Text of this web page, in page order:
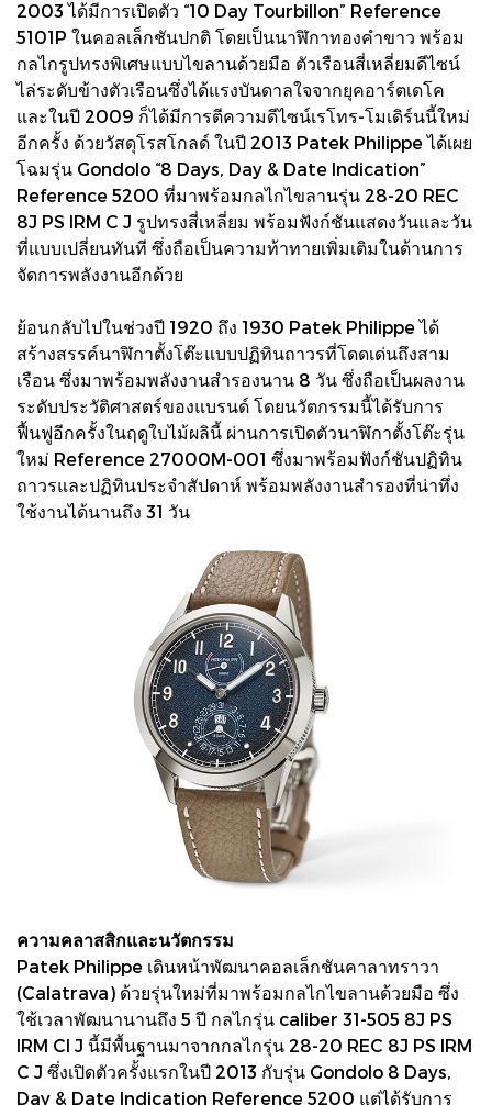
2003 ได้มีการเปิดตัว “10 Day Tourbillon” Reference
5101P ในคอลเล็กชันปกติ โดยเป็นนาฬิกาทองคำขาว พร้อม
กลไกรูปทรงพิเศษแบบไขลานด้วยมือ ตัวเรือนสี่เหลี่ยมดีไซน์
ไล่ระดับข้างตัวเรือนซึ่งได้แรงบันดาลใจจากยุคอาร์ตเดโค
และในปี 2009 ก็ได้มีการตีความดีไซน์เรโทร-โมเดิร์นนี้ใหม่
อีกครั้ง ด้วยวัสดุโรสโกลด์ ในปี 2013 Patek Philippe ได้เผย
โฉมรุ่น Gondolo “8 Days, Day & Date Indication”
Reference 5200 ที่มาพร้อมกลไกไขลานรุ่น 28-20 REC
8J PS IRM C J รูปทรงสี่เหลี่ยม พร้อมฟังก์ชันแสดงวันและวัน
ที่แบบเปลี่ยนทันที ซึ่งถือเป็นความท้าทายเพิ่มเติมในด้านการ
จัดการพลังงานอีกด้วย
ย้อนกลับไปในช่วงปี 1920 ถึง 1930 Patek Philippe ได้
สร้างสรรค์นาฬิกาตั้งโต๊ะแบบปฏิทินถาวรที่โดดเด่นถึงสาม
เรือน ซึ่งมาพร้อมพลังงานสำรองนาน 8 วัน ซึ่งถือเป็นผลงาน
ระดับประวัติศาสตร์ของแบรนด์ โดยนวัตกรรมนี้ได้รับการ
ฟื้นฟูอีกครั้งในฤดูใบไม้ผลินี้ ผ่านการเปิดตัวนาฬิกาตั้งโต๊ะรุ่น
ใหม่ Reference 27000M-001 ซึ่งมาพร้อมฟังก์ชันปฏิทิน
ถาวรและปฏิทินประจำสัปดาห์ พร้อมพลังงานสำรองที่น่าทึ่ง
ใช้งานได้นานถึง 31 วัน
ความคลาสสิกและนวัตกรรม
Patek Philippe เดินหน้าพัฒนาคอลเล็กชันคาลาทราวา
(Calatrava) ด้วยรุ่นใหม่ที่มาพร้อมกลไกไขลานด้วยมือ ซึ่ง
ใช้เวลาพัฒนานานถึง 5 ปี กลไกรุ่น caliber 31-505 8J PS
IRM CI J นี้มีพื้นฐานมาจากกลไกรุ่น 28-20 REC 8J PS IRM
C J ซึ่งเปิดตัวครั้งแรกในปี 2013 กับรุ่น Gondolo 8 Days,
Day & Date Indication Reference 5200 แต่ได้รับการ